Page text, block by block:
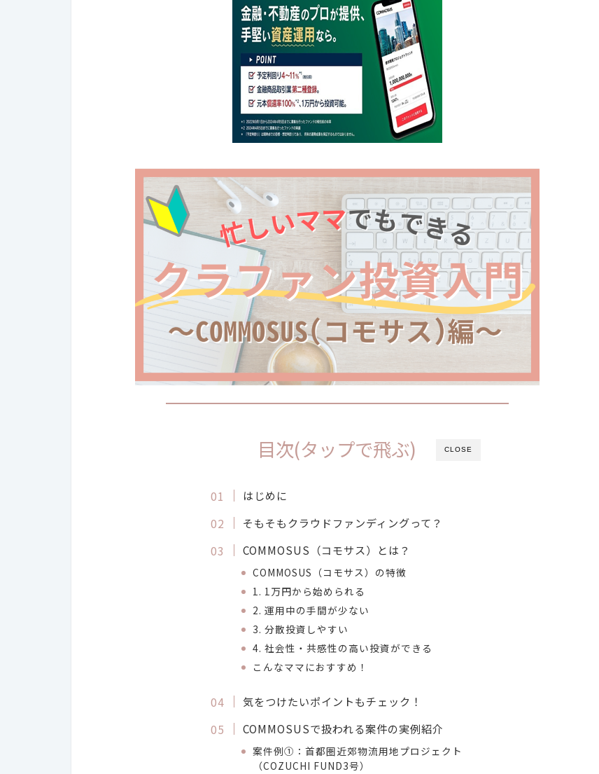
CLOSE
目次(タップで飛ぶ)
はじめに
そもそもクラウドファンディングって？
COMMOSUS（コモサス）とは？
COMMOSUS（コモサス）の特徴
1. 1万円から始められる
2. 運用中の手間が少ない
3. 分散投資しやすい
4. 社会性・共感性の高い投資ができる
こんなママにおすすめ！
気をつけたいポイントもチェック！
COMMOSUSで扱われる案件の実例紹介
案件例①：首都圏近郊物流用地プロジェクト
（COZUCHI FUND3号）